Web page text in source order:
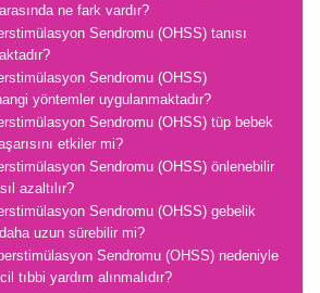
ne fark vardır?
Sendromu (OHSS) tanısı
Sendromu (OHSS)
yöntemler uygulanmaktadır?
Sendromu (OHSS) tüp bebek
etkiler mi?
Sendromu (OHSS) önlenebilir
azaltılır?
Sendromu (OHSS) gebelik
uzun sürebilir mi?
Sendromu (OHSS) nedeniyle
tıbbi yardım alınmalıdır?